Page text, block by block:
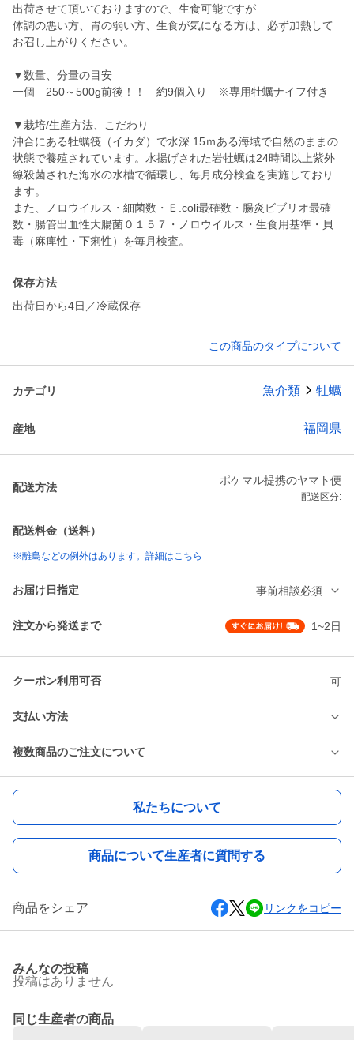
出荷させて頂いておりますので、生食可能ですが
体調の悪い方、胃の弱い方、生食が気になる方は、必ず加熱して
お召し上がりください。
▼数量、分量の目安
一個 250～500g前後！！ 約9個入り ※専用牡蠣ナイフ付き
▼栽培/生産方法、こだわり
沖合にある牡蠣筏（イカダ）で水深 15ｍある海域で自然のままの
状態で養殖されています。水揚げされた岩牡蠣は24時間以上紫外
線殺菌された海水の水槽で循環し、毎月成分検査を実施しており
ます。
また、ノロウイルス・細菌数・Ｅ.coli最確数・腸炎ビブリオ最確
数・腸管出血性大腸菌０１５７・ノロウイルス・生食用基準・貝
毒（麻痺性・下痢性）を毎月検査。
保存方法
出荷日から4日／冷蔵保存
この商品のタイプについて
カテゴリ 魚介類 牡蠣
産地 福岡県
配送方法
ポケマル提携のヤマト便
配送区分:
配送料金（送料）
※離島などの例外はあります。詳細はこちら
お届け日指定 事前相談必須
注文から発送まで 1~2日
クーポン利用可否 可
支払い方法
複数商品のご注文について
私たちについて
商品について生産者に質問する
商品をシェア リンクをコピー
みんなの投稿
投稿はありません
同じ生産者の商品